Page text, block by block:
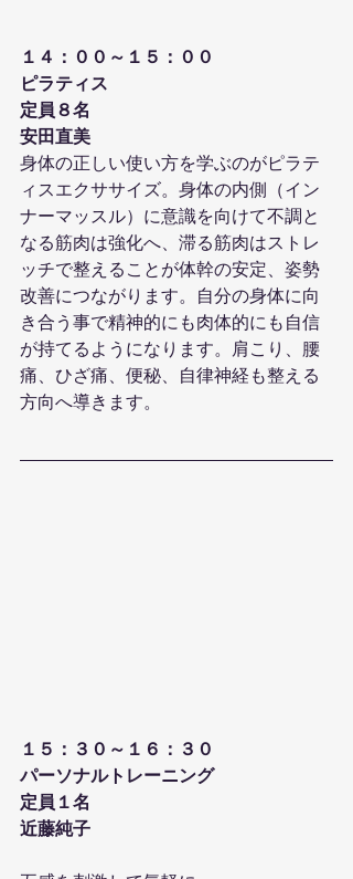
１４：００～１５：００
ピラティス
定員８名
安田直美
身体の正しい使い方を学ぶのがピラテ
ィスエクササイズ。身体の内側（イン
ナーマッスル）に意識を向けて不調と
なる筋肉は強化へ、滞る筋肉はストレ
ッチで整えることが体幹の安定、姿勢
改善につながります。自分の身体に向
き合う事で精神的にも肉体的にも自信
が持てるようになります。肩こり、腰
痛、ひざ痛、便秘、自律神経も整える
方向へ導きます。
１５：３０～１６：３０
パーソナルトレーニング
定員１名
近藤純子